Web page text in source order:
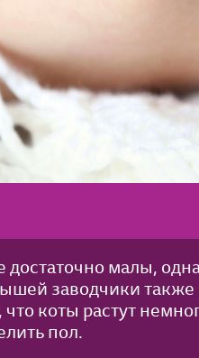
малы,
заводчики
коты растут
пол.